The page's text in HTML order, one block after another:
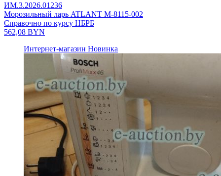
ИМ.3.2026.01236
Морозильный ларь ATLANT М-8115-002
Справочно по курсу НБРБ
562,08 BYN
Интернет-магазин Новинка